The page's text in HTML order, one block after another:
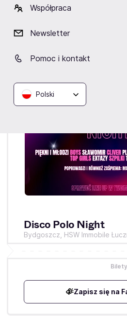
Współpraca
Newsletter
Pomoc i kontakt
Polski
Zapisz się na
Disco Polo Night
Bydgoszcz, HSW Immobile
Zapisz się na